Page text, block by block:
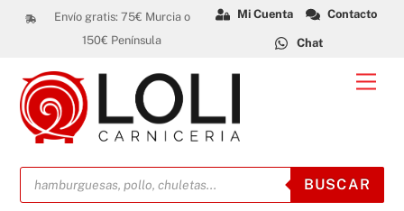
Skip
Envío gratis: 75€ Murcia o
150€ Península
Mi Cuenta Contacto
Chat
Búsqueda
de
productos
BUSCAR